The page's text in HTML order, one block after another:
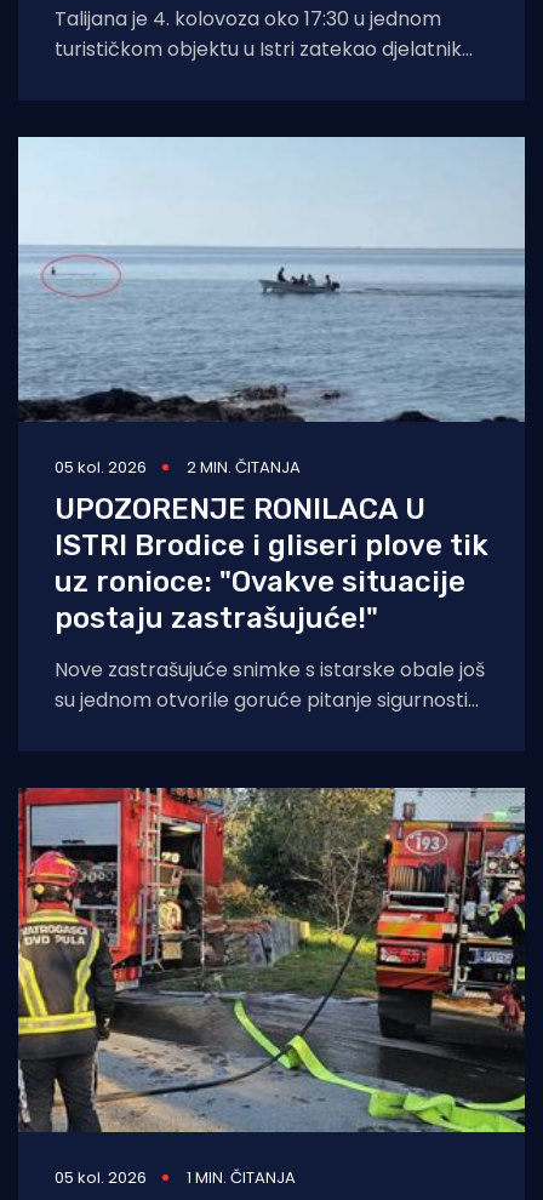
Talijana je 4. kolovoza oko 17:30 u jednom
turističkom objektu u Istri zatekao djelatnik
05 kol. 2026 2 MIN. ČITANJA
UPOZORENJE RONILACA U
ISTRI Brodice i gliseri plove tik
uz ronioce: "Ovakve situacije
postaju zastrašujuće!"
Nove zastrašujuće snimke s istarske obale još
su jednom otvorile goruće pitanje sigurnosti
05 kol. 2026 1 MIN. ČITANJA